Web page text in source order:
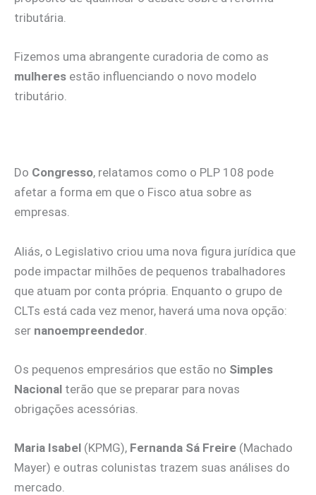
tributária.
Fizemos uma abrangente curadoria de como as
mulheres estão influenciando o novo modelo
tributário.
Do Congresso, relatamos como o PLP 108 pode
afetar a forma em que o Fisco atua sobre as
empresas.
Aliás, o Legislativo criou uma nova figura jurídica que
pode impactar milhões de pequenos trabalhadores
que atuam por conta própria. Enquanto o grupo de
CLTs está cada vez menor, haverá uma nova opção:
ser nanoempreendedor
Os pequenos empresários que estão no Simples
Nacional terão que se preparar para novas
obrigações acessórias.
Maria Isabel (KPMG), Fernanda Sá Freire (Machado
Mayer) e outras colunistas trazem suas análises do
mercado.